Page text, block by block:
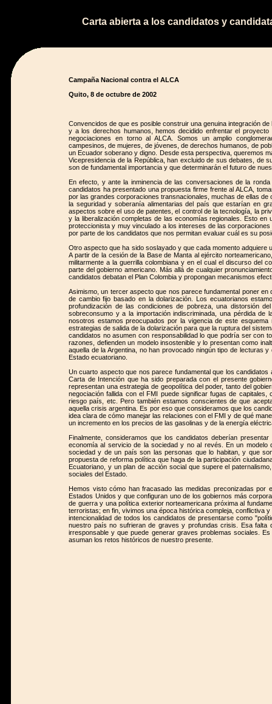
Carta abierta a los candidatos y
Campaña Nacional contra el ALCA
Quito, 8 de octubre de 2002
Convencidos de que es posible construir una genuina integración
y a los derechos humanos, hemos decidido enfrentar el
negociaciones en torno al ALCA. Somos un amplio
campesinos, de mujeres, de jóvenes, de derechos humanos, de
un Ecuador soberano y digno. Desde esta perspectiva, queremos
Vicepresidencia de la República, han excluido de sus debates, de
son de fundamental importancia y que determinarán el futuro de
En efecto, y ante la inminencia de las conversaciones de la
candidatos ha presentado una propuesta firme frente al ALCA,
por las grandes corporaciones transnacionales, muchas de ellas
la seguridad y soberanía alimentarias del país que estarían en
aspectos sobre el uso de patentes, el control de la tecnología, la
y la liberalización completas de las economías regionales. Esto
proteccionista y muy vinculado a los intereses de las
por parte de los candidatos que nos permitan evaluar cuál es su
Otro aspecto que ha sido soslayado y que cada momento adquiere
A partir de la cesión de la Base de Manta al ejército
militarmente a la guerrilla colombiana y en el cual el discurso del
parte del gobierno americano. Más allá de cualquier
candidatos debatan el Plan Colombia y propongan mecanismos
Asimismo, un tercer aspecto que nos parece fundamental poner
de cambio fijo basado en la dolarización. Los ecuatorianos
profundización de las condiciones de pobreza, una distorsión
sobreconsumo y a la importación indiscriminada, una pérdida de
nosotros estamos preocupados por la vigencia de este
estrategias de salida de la dolarización para que la ruptura del
candidatos no asumen con responsabilidad lo que podría ser con
razones, defienden un modelo insostenible y lo presentan como
aquella de la Argentina, no han provocado ningún tipo de lecturas
Estado ecuatoriano.
Un cuarto aspecto que nos parece fundamental que los
Carta de Intención que ha sido preparada con el presente
representan una estrategia de geopolítica del poder, tanto del
negociación fallida con el FMI puede significar fugas de
riesgo país, etc. Pero también estamos conscientes de que
aquella crisis argentina. Es por eso que consideramos que los
idea clara de cómo manejar las relaciones con el FMI y de qué
un incremento en los precios de las gasolinas y de la energía
Finalmente, consideramos que los candidatos deberían
economía al servicio de la sociedad y no al revés. En un
sociedad y de un país son las personas que lo habitan, y que
propuesta de reforma política que haga de la participación
Ecuatoriano, y un plan de acción social que supere el
sociales del Estado.
Hemos visto cómo han fracasado las medidas preconizadas por
Estados Unidos y que configuran uno de los gobiernos más
de guerra y una política exterior norteamericana próxima al
terroristas; en fin, vivimos una época histórica compleja, conflictiva
intencionalidad de todos los candidatos de presentarse como
nuestro país no sufrieran de graves y profundas crisis. Esa falta
irresponsable y que puede generar graves problemas sociales.
asuman los retos históricos de nuestro presente.